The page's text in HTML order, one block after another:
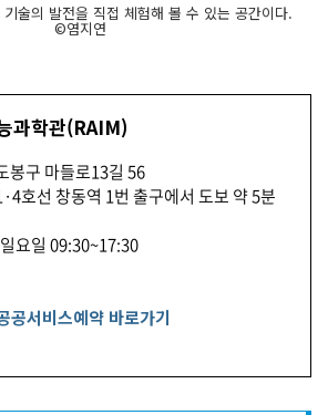
술의 발전을 직접 체험해 볼 수 있는 공간이다.
©염지연
과학관(RAIM)
봉구 마들로13길 56
호선 창동역 1번 출구에서 도보 약 5분
요일 09:30~17:30
공서비스예약 바로가기